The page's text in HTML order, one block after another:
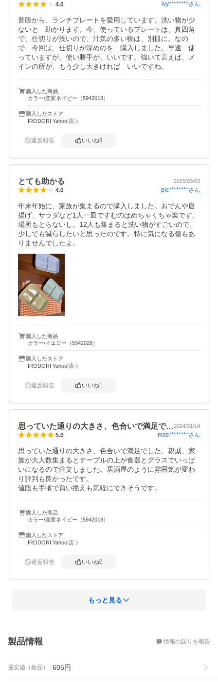
4.0 ivy********さん
普段から、ランチプレートを愛用しています。洗い物が少
ないと　助かります。今、使っているプレートは、真四角
で、仕切りが浅いので、汁気の多い物は、別皿に。なの
で　今回は、仕切りが深めのを　購入しました。早速　使
っていますが、使い勝手が、いいです。強いて言えば、メ
インの所が、もう少し大きければ　いいですね。
購入した商品
カラー/窯変ネイビー（5942018）
購入したストア
IRODORI Yahoo!店
違反報告 いいね9
とても助かる 2025/03/03
4.0 pic********さん
年末年始に、家族が集まるので購入しました。おでんや唐
揚げ、サラダなど1人一皿ですむのはめちゃくちゃ楽です。
場所もとらないし。12人も集まると洗い物がすごいので、
少しでも減らしたいと思ったのです。特に気になる傷もあ
りませんでしたよ。
購入した商品
カラー/イエロー（5942028）
購入したストア
IRODORI Yahoo!店
違反報告 いいね1
思っていた通りの大きさ、色合いで満足で…2024/01/14
5.0 mas********さん
思っていた通りの大きさ、色合いで満足でした。親戚、家
族が大人数集まるとテーブルの上が食器とグラスでいっぱ
いになるので注文しました。居酒屋のように雰囲気が変わ
り評判も良かったです。
値段も手頃で買い換えも気軽にできそうです。
購入した商品
カラー/窯変ネイビー（5942018）
購入したストア
IRODORI Yahoo!店
違反報告 いいね0
もっと見る
製品情報 情報の誤りを報告
最安値（新品） 605円